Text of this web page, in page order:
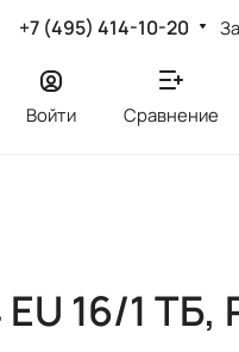
+7 (495) 414-10-20
Войти Сравнение
16/1 ТБ,